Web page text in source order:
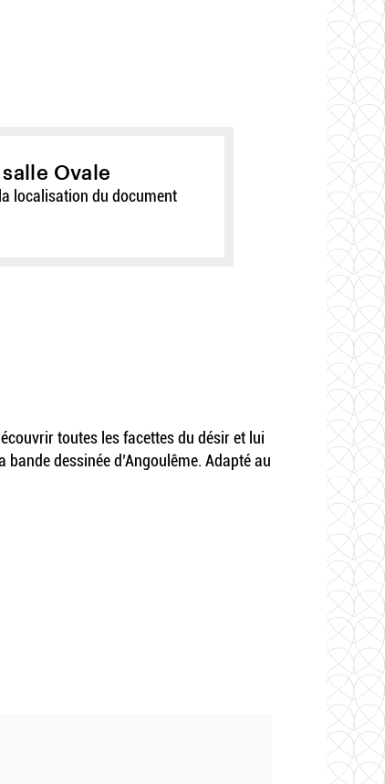
Ovale
localisation du document
toutes les facettes du désir et lui
dessinée d’Angoulême. Adapté au